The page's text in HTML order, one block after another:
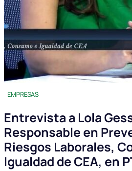
EMPRESAS
Entrevista a Lola
Responsable en
Riesgos Laborales,
Igualdad de CEA, en